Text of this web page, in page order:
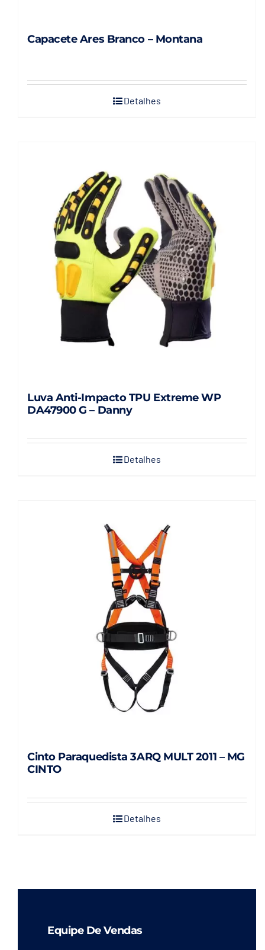
Capacete Ares Branco – Montana
Detalhes
Luva Anti-Impacto TPU Extreme WP
DA47900 G – Danny
Detalhes
Cinto Paraquedista 3ARQ MULT 2011 – MG
CINTO
Detalhes
Equipe De Vendas